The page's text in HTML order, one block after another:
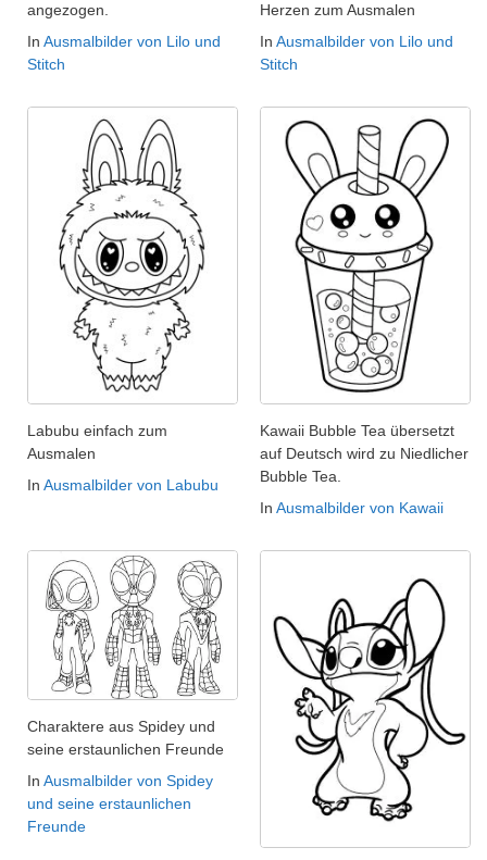
angezogen.
In Ausmalbilder von Lilo und
Stitch
Herzen zum Ausmalen
In Ausmalbilder von Lilo und
Stitch
Labubu einfach zum
Ausmalen
In Ausmalbilder von Labubu
Kawaii Bubble Tea übersetzt
auf Deutsch wird zu Niedlicher
Bubble Tea.
In Ausmalbilder von Kawaii
Charaktere aus Spidey und
seine erstaunlichen Freunde
In Ausmalbilder von Spidey
und seine erstaunlichen
Freunde